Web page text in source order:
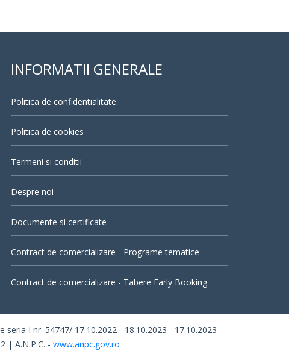
INFORMATII GENERALE
Politica de confidentialitate
Politica de cookies
Termeni si conditii
Despre noi
Documente si certificate
Contract de comercializare - Programe tematice
Contract de comercializare - Tabere Early Booking
I nr. 54747/ 17.10.2022 - 18.10.2023 - 17.10.2023
| A.N.P.C. - www.anpc.gov.ro